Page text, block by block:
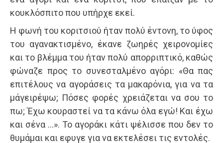
κουκλόσπιτο που υπήρχε εκεί.
Η φωνή του κοριτσιού ήταν πολύ έντονη, το ύφος
του αγανακτισμένο, έκανε ζωηρές χειρονομίες
και το βλέμμα του ήταν πολύ απορριπτικό, καθώς
φώναζε προς το συνεσταλμένο αγόρι: «Θα πας
επι­τέλους να αγοράσεις τα μακαρόνια, για να τα
μά­γειρέψω; Πόσες φορές χρειάζεται να σου το
πω; Έχω κουραστεί να τα κάνω όλα εγώ! Και έχω
και σένα …». Το αγοράκι κάτι ψέλισσε που δεν το
θυ­μάμαι και εφυγε για να εκτελέσει τις εντολές.